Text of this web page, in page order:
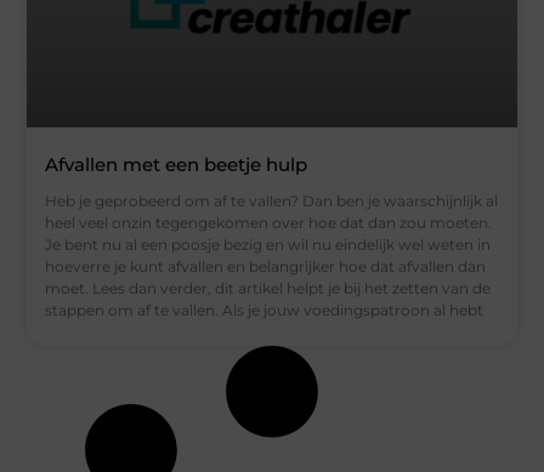
Afvallen met een beetje hulp
Heb je geprobeerd om af te vallen? Dan ben je waarschijnlijk al
heel veel onzin tegengekomen over hoe dat dan zou moeten.
Je bent nu al een poosje bezig en wil nu eindelijk wel weten in
hoeverre je kunt afvallen en belangrijker hoe dat afvallen dan
moet. Lees dan verder, dit artikel helpt je bij het zetten van de
stappen om af te vallen. Als je jouw voedingspatroon al hebt